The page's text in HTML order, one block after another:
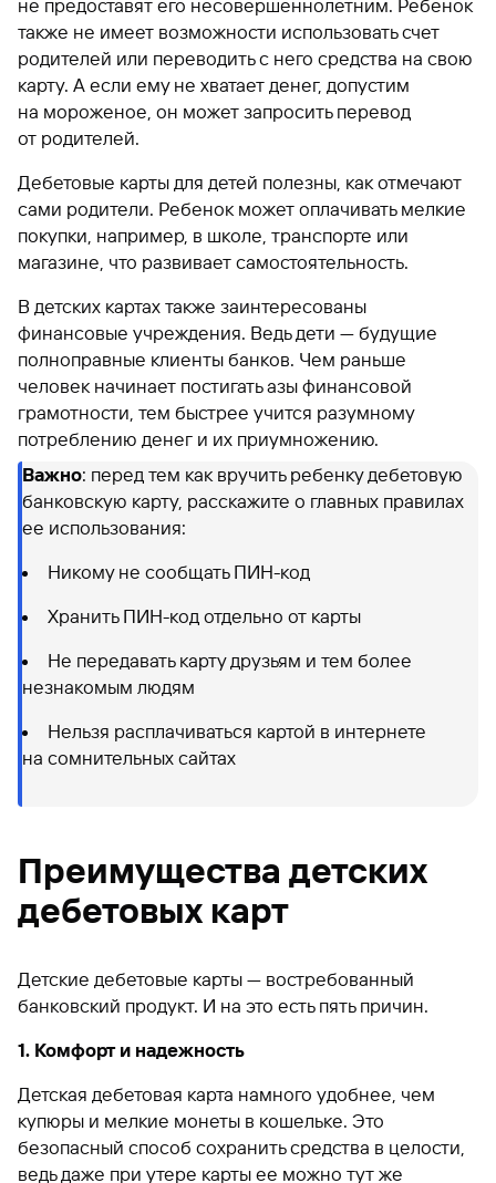
не предоставят его несовершеннолетним. Ребенок
также не имеет возможности использовать счет
родителей или переводить с него средства на свою
карту. А если ему не хватает денег, допустим
на мороженое, он может запросить перевод
от родителей.
Дебетовые карты для детей полезны, как отмечают
сами родители. Ребенок может оплачивать мелкие
покупки, например, в школе, транспорте или
магазине, что развивает самостоятельность.
В детских картах также заинтересованы
финансовые учреждения. Ведь дети — будущие
полноправные клиенты банков. Чем раньше
человек начинает постигать азы финансовой
грамотности, тем быстрее учится разумному
потреблению денег и их приумножению.
Важно: перед тем как вручить ребенку дебетовую
банковскую карту, расскажите о главных правилах
ее использования:
Никому не сообщать ПИН-код
Хранить ПИН-код отдельно от карты
Не передавать карту друзьям и тем более
незнакомым людям
Нельзя расплачиваться картой в интернете
на сомнительных сайтах
Преимущества детских
дебетовых карт
Детские дебетовые карты — востребованный
банковский продукт. И на это есть пять причин.
1. Комфорт и надежность
Детская дебетовая карта намного удобнее, чем
купюры и мелкие монеты в кошельке. Это
безопасный способ сохранить средства в целости,
ведь даже при утере карты ее можно тут же